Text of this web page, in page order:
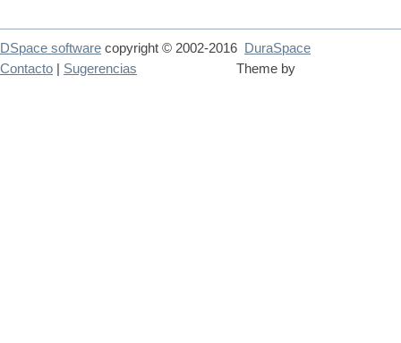
DSpace software copyright © 2002-2016
DuraSpace
Theme by
Contacto Sugerencias